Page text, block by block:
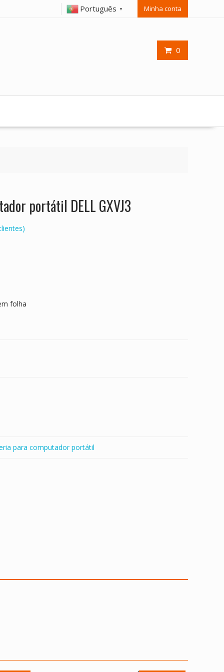
Português ▼ Minha conta
0
portátil DELL GXVJ3
folha
para computador portátil